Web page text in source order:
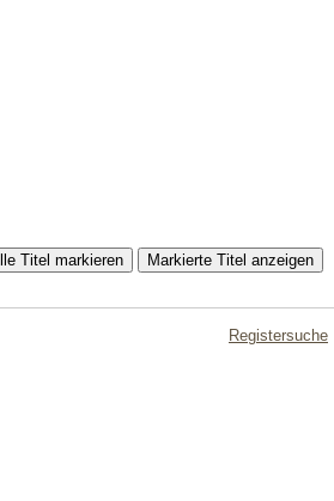
Registersuche